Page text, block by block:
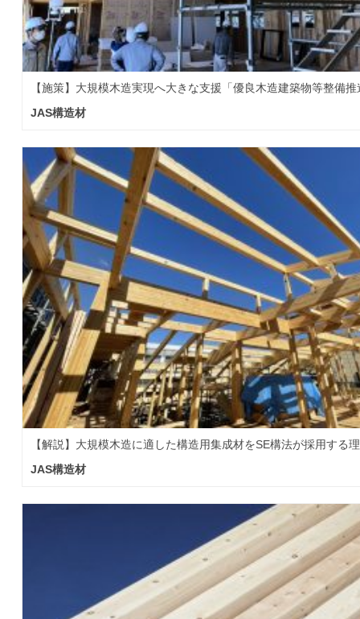
【施策】大規模木造実現へ大きな支援「優良木造建築物等整備
JAS構造材
【解説】大規模木造に適した構造用集成材をSE構法が採用する
JAS構造材